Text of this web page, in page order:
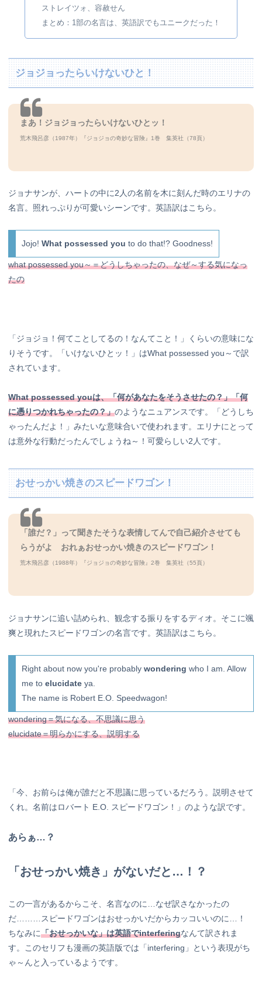
ストレイツォ、容赦せん
まとめ：1部の名言は、英語訳でもユニークだった！
ジョジョったらいけないひと！
まあ！ジョジョったらいけないひとッ！
荒木飛呂彦（1987年）『ジョジョの奇妙な冒険』1巻 集英社（78頁）
ジョナサンが、ハートの中に2人の名前を木に刻んだ時のエリナの
名言。照れっぷりが可愛いシーンです。英語訳はこちら。
Jojo! What possessed you to do that!? Goodness!
what possessed you～＝どうしちゃったの、なぜ～する気になっ
たの
「ジョジョ！何てことしてるの！なんてこと！」くらいの意味にな
りそうです。「いけないひとッ！」はWhat possessed you～で訳
されています。
What possessed youは、「何があなたをそうさせたの？」「何
に憑りつかれちゃったの？」のようなニュアンスです。「どうしち
ゃったんだよ！」みたいな意味合いで使われます。エリナにとって
は意外な行動だったんでしょうね～！可愛らしい2人です。
おせっかい焼きのスピードワゴン！
「誰だ？」って聞きたそうな表情してんで自己紹介させても
らうがよ おれぁおせっかい焼きのスピードワゴン！
荒木飛呂彦（1988年）『ジョジョの奇妙な冒険』2巻 集英社（55頁）
ジョナサンに追い詰められ、観念する振りをするディオ。そこに颯
爽と現れたスピードワゴンの名言です。英語訳はこちら。
Right about now you're probably wondering who I am. Allow
me to elucidate ya.
The name is Robert E.O. Speedwagon!
wondering＝気になる、不思議に思う
elucidate＝明らかにする、説明する
「今、お前らは俺が誰だと不思議に思っているだろう。説明させて
くれ。名前はロバート E.O. スピードワゴン！」のような訳です。
あらぁ…？
「おせっかい焼き」がないだと…！？
この一言があるからこそ、名言なのに…なぜ訳さなかったの
だ………スピードワゴンはおせっかいだからカッコいいのに…！
ちなみに「おせっかいな」は英語でinterferingなんて訳されま
す。このセリフも漫画の英語版では「interfering」という表現がち
ゃ～んと入っているようです。